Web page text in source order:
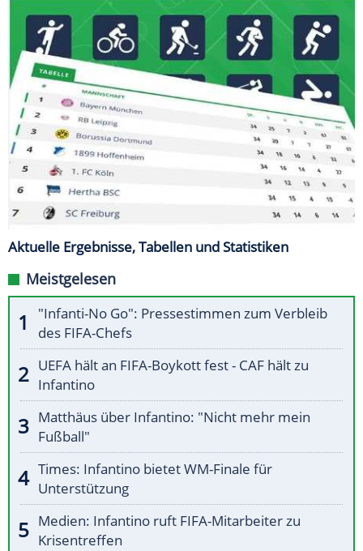
Aktuelle Ergebnisse, Tabellen und Statistiken
Meistgelesen
"Infanti-No Go": Pressestimmen zum Verbleib
des FIFA-Chefs
UEFA hält an FIFA-Boykott fest - CAF hält zu
Infantino
Matthäus über Infantino: "Nicht mehr mein
Fußball"
Times: Infantino bietet WM-Finale für
Unterstützung
Medien: Infantino ruft FIFA-Mitarbeiter zu
Krisentreffen